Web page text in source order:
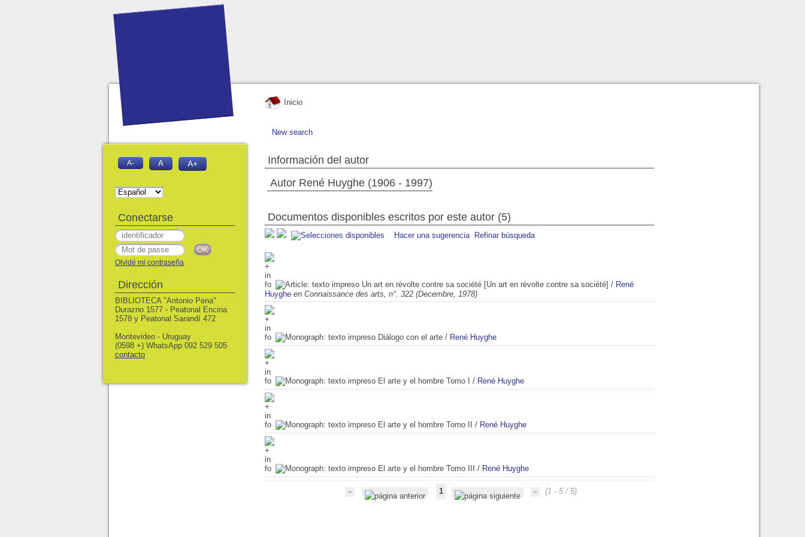
Inicio
New search
Información del autor
Autor René Huyghe (1906 - 1997)
Documentos disponibles escritos por este autor (5)
Hacer una sugerencia Refinar búsqueda
Un art en rèvolte contre sa société [Un art en rèvolte contre sa société] / René
Huyghe en Connaissance des arts, n°. 322 (Decembre, 1978)
Diálogo con el arte / René Huyghe
El arte y el hombre Tomo I / René Huyghe
El arte y el hombre Tomo II / René Huyghe
El arte y el hombre Tomo III / René Huyghe
1 (1 - 5 / 5)
A- A A+
Conectarse
Olvidé mi contraseña
Dirección
BIBLIOTECA "Antonio Pena"
Durazno 1577 - Peatonal Encina
1578 y Peatonal Sarandí 472
Montevideo - Uruguay
(0598 +) WhatsApp 092 529 505
contacto